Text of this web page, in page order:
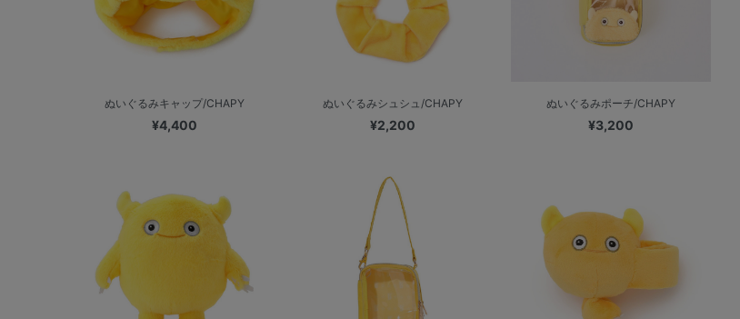
ぬいぐるみキャップ/CHAPY
¥4,400
ぬいぐるみシュシュ/CHAPY
¥2,200
ぬいぐるみポーチ/CHAPY
¥3,200